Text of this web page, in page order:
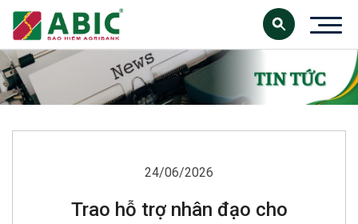
24/06/2026
Trao hỗ trợ nhân đạo cho